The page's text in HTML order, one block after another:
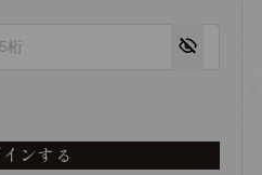
ンする